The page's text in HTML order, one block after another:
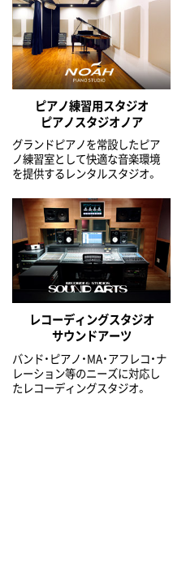
ピアノ練習用スタジオ
ピアノスタジオノア
グランドピアノを常設したピア
ノ練習室として快適な音楽環境
を提供するレンタルスタジオ。
レコーディングスタジオ
サウンドアーツ
バンド・ピアノ・MA・アフレコ・ナ
レーション等のニーズに対応し
たレコーディングスタジオ。